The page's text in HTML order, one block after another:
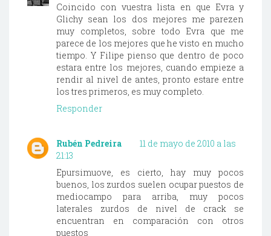
Coincido con vuestra lista en que Evra y
Glichy sean los dos mejores me parezen
muy completos, sobre todo Evra que me
parece de los mejores que he visto en mucho
tiempo. Y Filipe pienso que dentro de poco
estara entre los mejores, cuando empieze a
rendir al nivel de antes, pronto estare entre
los tres primeros, es muy completo.
Responder
Rubén Pedreira
11 de mayo de 2010 a las
21:13
Epursimuove, es cierto, hay muy pocos
buenos, los zurdos suelen ocupar puestos de
mediocampo para arriba, muy pocos
laterales zurdos de nivel de crack se
encuentran en comparación con otros
puestos